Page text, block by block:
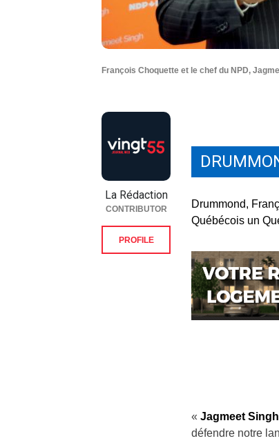
François Choquette et le chef du NPD,
Drummond,
Québécois un
« Jagmeet Singh
défendre notre
La Rédaction
CONTRIBUTOR
PROFILE